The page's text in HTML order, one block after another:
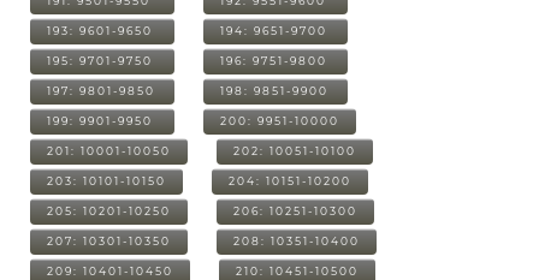
193: 9601-9650 194: 9651-9700
195: 9701-9750 196: 9751-9800
197: 9801-9850 198: 9851-9900
199: 9901-9950 200: 9951-10000
201: 10001-10050 202: 10051-10100
203: 10101-10150 204: 10151-10200
205: 10201-10250 206: 10251-10300
207: 10301-10350 208: 10351-10400
209: 10401-10450 210: 10451-10500